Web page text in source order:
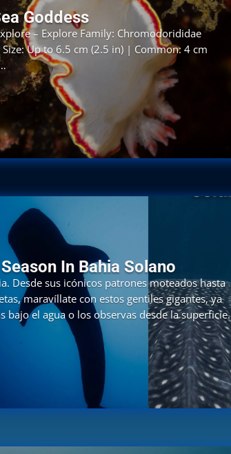
Goddess
– Explore Family: Chromodorididae
Up to 6.5 cm (2.5 in) | Common: 4 cm
In Bahia Solano
Desde sus icónicos patrones moteados hasta
maravíllate con estos gentiles gigantes, ya
bajo el agua o los observas desde la superficie.